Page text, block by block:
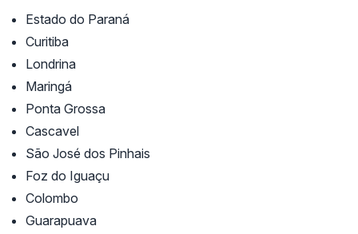
Estado do Paraná
Curitiba
Londrina
Maringá
Ponta Grossa
Cascavel
São José dos Pinhais
Foz do Iguaçu
Colombo
Guarapuava